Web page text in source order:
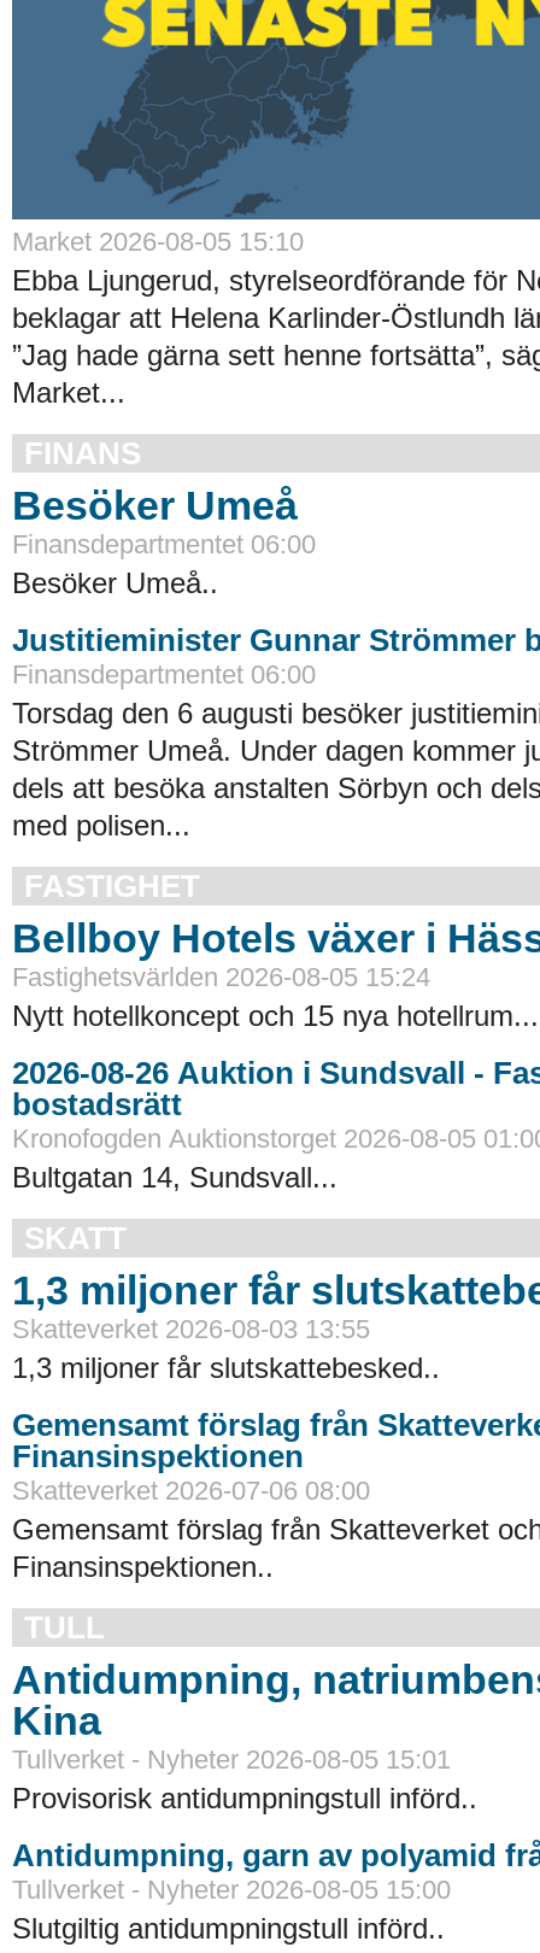
Market 2026-08-05 15:10
Ebba Ljungerud, styrelseordförande för
beklagar att Helena Karlinder-Östlundh
”Jag hade gärna sett henne fortsätta”,
Market...
FINANS
Besöker Umeå
Finansdepartmentet 06:00
Besöker Umeå..
Justitieminister Gunnar Strömmer
Finansdepartmentet 06:00
Torsdag den 6 augusti besöker
Strömmer Umeå. Under dagen kommer
dels att besöka anstalten Sörbyn och
med polisen...
FASTIGHET
Bellboy Hotels växer i
Fastighetsvärlden 2026-08-05 15:24
Nytt hotellkoncept och 15 nya hotellrum...
2026-08-26 Auktion i Sundsvall - Fastigheter och
bostadsrätt
Kronofogden Auktionstorget 2026-08-05
Bultgatan 14, Sundsvall...
SKATT
1,3 miljoner får
Skatteverket 2026-08-03 13:55
1,3 miljoner får slutskattebesked..
Gemensamt förslag från
Finansinspektionen
Skatteverket 2026-07-06 08:00
Gemensamt förslag från Skatteverket
Finansinspektionen..
TULL
Antidumpning,
Kina
Tullverket - Nyheter 2026-08-05 15:01
Provisorisk antidumpningstull införd..
Antidumpning, garn av polyamid
Tullverket - Nyheter 2026-08-05 15:00
Slutgiltig antidumpningstull införd..